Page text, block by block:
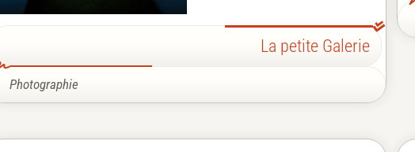
La petite Galerie
Photographie